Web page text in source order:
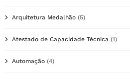
Arquitetura Medalhão (5)
Atestado de Capacidade Técnica (1)
Automação (4)